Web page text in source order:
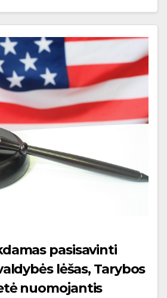
pasisavinti
lėšas, Tarybos
nuomojantis